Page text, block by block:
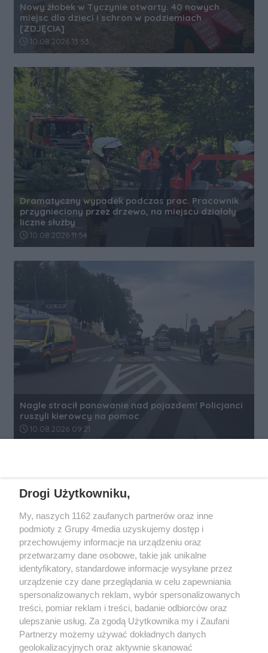
Nowy żłobek w Tyczynie otwarty. 40 nowych
miejsc dla dzieci i schron w podziemiach
[ZDJĘCIA]
Data dodania artykułu:
10.08.2026 13:53
Dramatyczny wypadek podczas prac. Pracownik
przygnieciony przez drzewo, na miejscu działały
liczne służby
Data dodania artykułu:
10.08.2026 11:54
Nagle stracił panowanie nad pojazdem! Policjanci
ruszyli kierowcy na pomoc
Data dodania artykułu:
10.08.2026 09:21
Wydawcąrzeszow-info.pljest:
FUNDACJA MEDIÓW NIEZALEŻNYCH LIBERTAS
ul. Kopernika 10, 35-002 Rzeszów
Drogi Użytkowniku,
My, naszych 1162 zaufanych partnerów oraz inne
podmioty z Grupy 4media uzyskujemy dostęp i
przechowujemy informacje na urządzeniu oraz
przetwarzamy dane osobowe, takie jak unikalne
identyfikatory, standardowe informacje wysyłane przez
urządzenie czy dane przeglądania w celu zapewniania
spersonalizowanych reklam, wybór spersonalizowanych
treści, pomiar reklam i treści, badanie odbiorców oraz
ulepszanie usług. Za zgodą Użytkownika my i Zaufani
Partnerzy możemy używać dokładnych danych
geolokalizacyjnych oraz aktywnie skanować